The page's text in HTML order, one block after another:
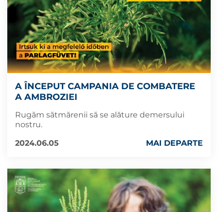
A ÎNCEPUT CAMPANIA DE COMBATERE
A AMBROZIEI
Rugăm sătmărenii să se alăture demersului
nostru.
2024.06.05
MAI DEPARTE